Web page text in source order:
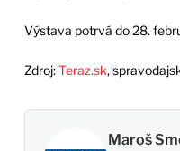
Výstava potrvá do 28.
Zdroj:Teraz.sk,
Maroš